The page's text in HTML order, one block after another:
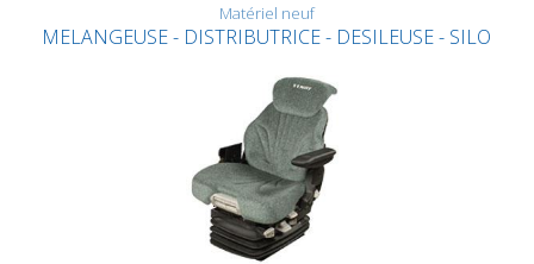
Matériel neuf
MELANGEUSE - DISTRIBUTRICE - DESILEUSE - SILO